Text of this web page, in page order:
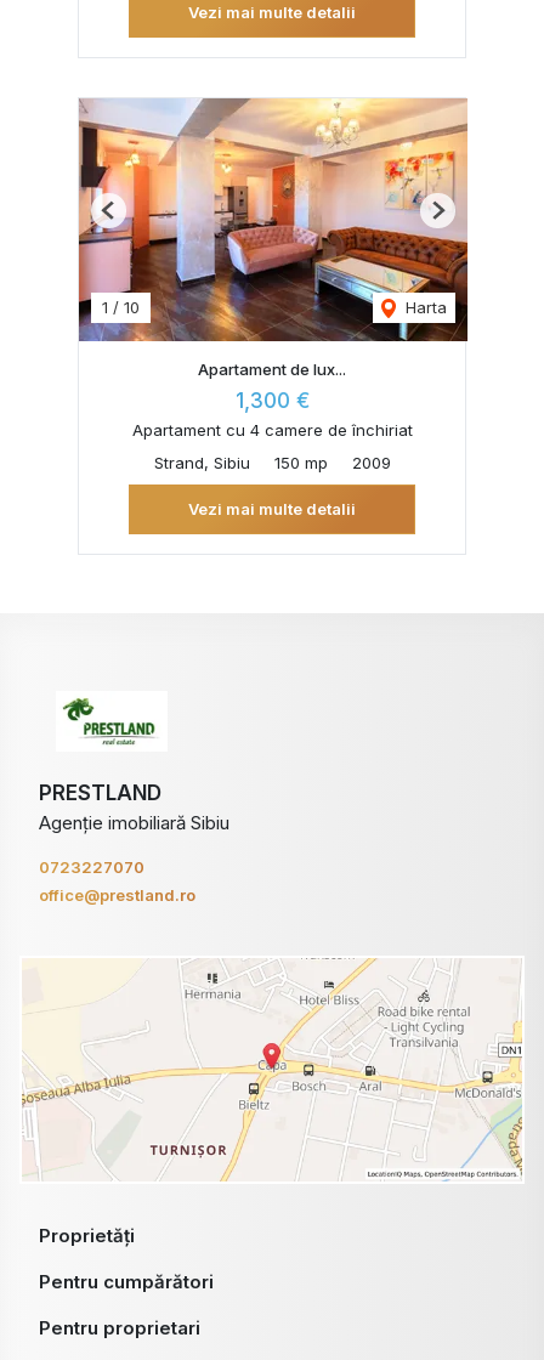
Vezi mai multe detalii
1 / 10 Harta
Previous Next
Apartament de lux...
1,300 €
Apartament cu 4 camere de închiriat
Strand, Sibiu
150 mp 2009
Vezi mai multe detalii
PRESTLAND
Agenție imobiliară Sibiu
0723227070
office@prestland.ro
Proprietăți
Pentru cumpărători
Pentru proprietari